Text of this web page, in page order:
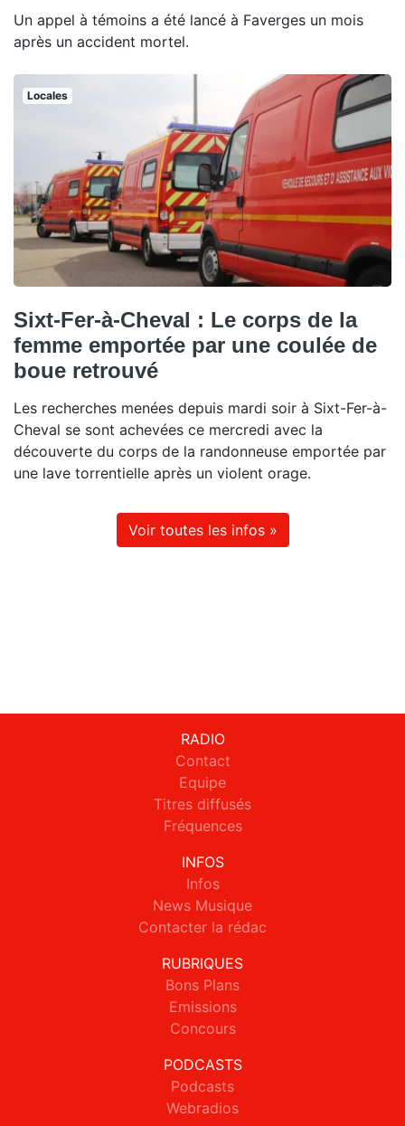
Un appel à témoins a été lancé à Faverges un mois
après un accident mortel.
Locales
Sixt-Fer-à-Cheval : Le corps de la
femme emportée par une coulée de
boue retrouvé
Les recherches menées depuis mardi soir à Sixt-Fer-à-
Cheval se sont achevées ce mercredi avec la
découverte du corps de la randonneuse emportée par
une lave torrentielle après un violent orage.
Voir toutes les infos »
RADIO
Contact
Equipe
Titres diffusés
Fréquences
INFOS
Infos
News Musique
Contacter la rédac
RUBRIQUES
Bons Plans
Emissions
Concours
PODCASTS
Podcasts
Webradios